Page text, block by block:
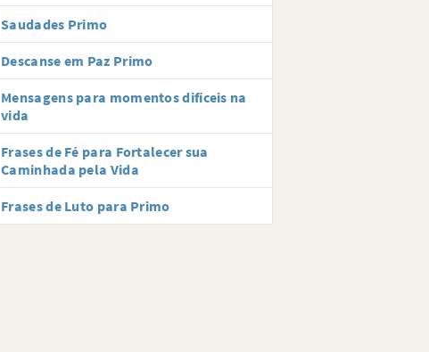
Saudades Primo
Descanse em Paz Primo
Mensagens para momentos difíceis na
vida
Frases de Fé para Fortalecer sua
Caminhada pela Vida
Frases de Luto para Primo